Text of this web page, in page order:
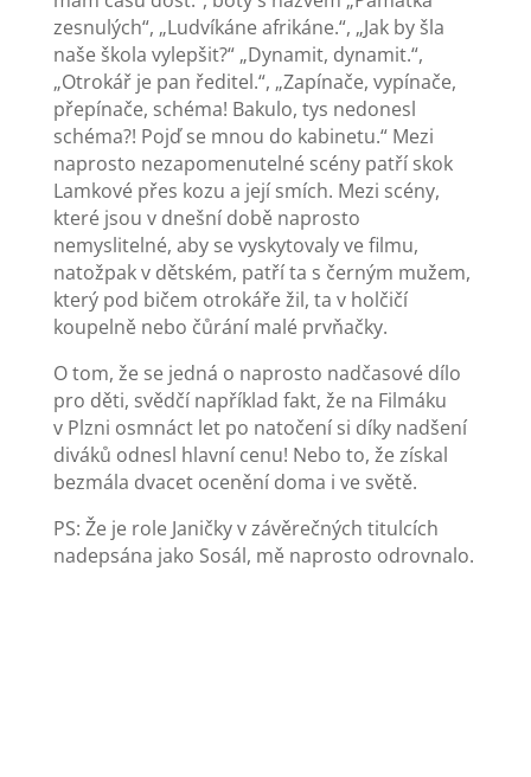
zesnulých“, „Ludvíkáne afrikáne.“, „Jak by šla
naše škola vylepšit?“ „Dynamit, dynamit.“,
„Otrokář je pan ředitel.“, „Zapínače, vypínače,
přepínače, schéma! Bakulo, tys nedonesl
schéma?! Pojď se mnou do kabinetu.“ Mezi
naprosto nezapomenutelné scény patří skok
Lamkové přes kozu a její smích. Mezi scény,
které jsou v dnešní době naprosto
nemyslitelné, aby se vyskytovaly ve filmu,
natožpak v dětském, patří ta s černým mužem,
který pod bičem otrokáře žil, ta v holčičí
koupelně nebo čůrání malé prvňačky.
O tom, že se jedná o naprosto nadčasové dílo
pro děti, svědčí například fakt, že na Filmáku
v Plzni osmnáct let po natočení si díky nadšení
diváků odnesl hlavní cenu! Nebo to, že získal
bezmála dvacet ocenění doma i ve světě.
PS: Že je role Janičky v závěrečných titulcích
nadepsána jako Sosál, mě naprosto odrovnalo.